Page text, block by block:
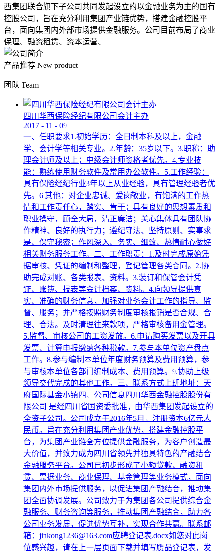
西集团联合旗下子公司共同发起设立的以金融业务为主的国有
控股公司，旨在充分利用集团产业链优势，搭建金融控股平
台，面向集团内外部市场提供金融服务。公司目前布局了商业
保理、融资租赁、资本运营、...
产品推荐 New product
团队 Team
四川华西保险经纪有限公司会计主办
2017 - 11 - 09
一、任职要求1.初始学历：全日制本科及以上，金融
学、会计学等相关专业。2.年龄：35岁以下。3.职称：助
理会计师及以上；中级会计师资格者优先。4.专业技
能：熟练使用财务软件及常用办公软件。5.工作经验：
具有保险经纪行业3年以上从业经验，具有管理经验者优
先。6.其他：对企业忠诚、爱岗敬业，有饱满的工作热
情和工作责任心，踏实、肯干；具有良好的思想素质和
职业操守，顾全大局，清正廉洁；关心集体具有团队协
作精神、良好的执行力；遵纪守法、坚持原则、实事求
是、保守秘密；作风深入、务实、细致、热情耐心做好
相关财务服务工作。二、工作职责：1.及时完成原始凭
据审核、凭证的编制和整理，登记管理各类合同。2.协
助完成对账、各类报表、资料。3.装订和保管会计凭
证、账簿、报表等会计档案、资料。4.向领导提供真
实、准确的财务信息，加强对业务会计工作的指导、监
督、服务；并严格按照财务制度审核报销是否合规、合
理、合法。及时清理往来款项，严格审核备用金管理。
5.监督、审核公司的工资发放。6.申请购买发票以及开具
发票、计算申报缴纳各种税款。7.参与本单位资产盘点
工作。8.参与编制本单位年度财务预算及费用预算，参
与审核本单位各部门编制成本、费用预算。9.协助上级
领导交代完成的其他工作。三、联系方式上班地址：天
府国际基金小镇四、公司信息四川华西金融控股股份有
限公司 是经四川省国资委批准，由华西集团发起设立的
全资子公司。公司成立于2016年5月，注册资本6亿元人
民币。旨在充分利用集团产业优势，搭建金融控股平
台，为集团产业链全方位提供金融服务，为客户创造最
大价值，并致力成为四川省领先并独具特色的产融结合
金融服务平台。公司已初步形成了小额贷款、融资租
赁、票据业务、商业保理、基金管理等业务模式，面向
集团内外市场提供服务，以促进集团产融结合，推动集
团全面协调发展。公司致力于为集团各公司提供综合金
融服务、财务咨询等服务，推动集团产融结合，助力各
公司业务发展，促进优势互补，实现合作共赢。联系邮
箱：jinkong1236@163.com应聘登记表.docx如您对此岗
位感兴趣，请在上一层页面下载并填写赝品登记表，发